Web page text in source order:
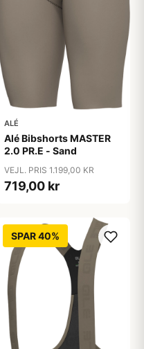
ALÉ
Alé Bibshorts MASTER
2.0 PR.E - Sand
VEJL. PRIS 1.199,00 KR
719,00 kr
SPAR 40%